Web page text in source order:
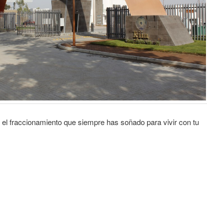
el fraccionamiento que siempre has soñado para vivir con tu